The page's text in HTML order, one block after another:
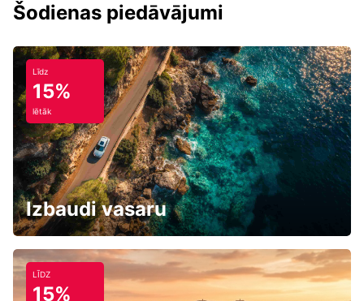
Šodienas piedāvājumi
Līdz
15%
lētāk
Izbaudi vasaru
LĪDZ
15%